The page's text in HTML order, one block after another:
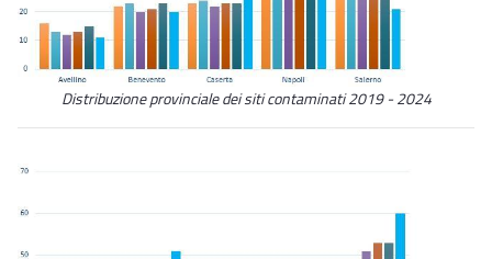
Distribuzione provinciale dei siti contaminati 2019 - 2024